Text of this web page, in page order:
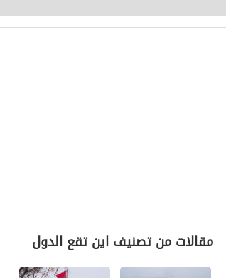
مقالات من تصنيف اين تقع الدول